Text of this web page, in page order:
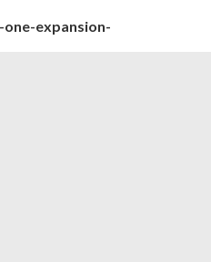
expansion-